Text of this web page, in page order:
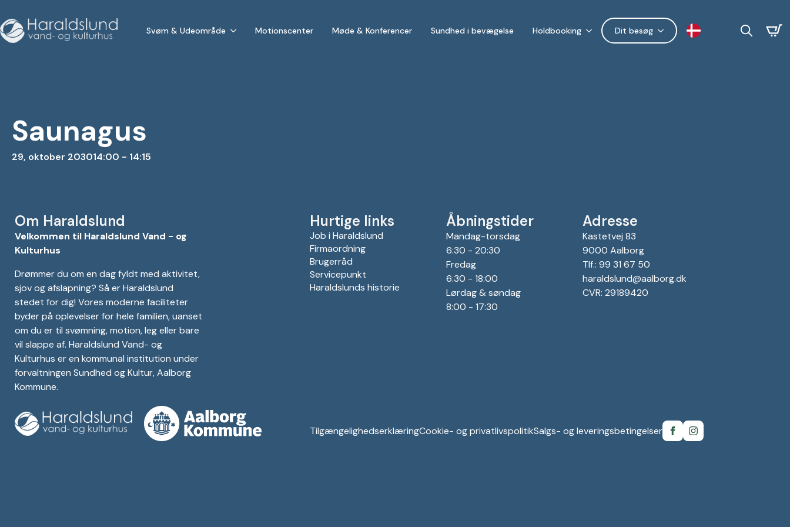
Svøm & Udeområde Motionscenter Møde & Konferencer Sundhed i bevægelse Holdbooking Dit besøg
Saunagus
29, oktober 203014:00 - 14:15
Om Haraldslund
Velkommen til Haraldslund Vand - og
Kulturhus
Drømmer du om en dag fyldt med aktivitet,
sjov og afslapning? Så er Haraldslund
stedet for dig! Vores moderne faciliteter
byder på oplevelser for hele familien, uanset
om du er til svømning, motion, leg eller bare
vil slappe af. Haraldslund Vand- og
Kulturhus er en kommunal institution under
forvaltningen Sundhed og Kultur, Aalborg
Kommune.
Hurtige links
Job i Haraldslund
Firmaordning
Brugerråd
Servicepunkt
Haraldslunds historie
Åbningstider
Mandag-torsdag
6:30 - 20:30
Fredag
6:30 - 18:00
Lørdag & søndag
8:00 - 17:30
Adresse
Kastetvej 83
9000 Aalborg
Tlf.: 99 31 67 50
haraldslund@aalborg.dk
CVR: 29189420
TilgængelighedserklæringCookie- og privatlivspolitikSalgs- og leveringsbetingelser